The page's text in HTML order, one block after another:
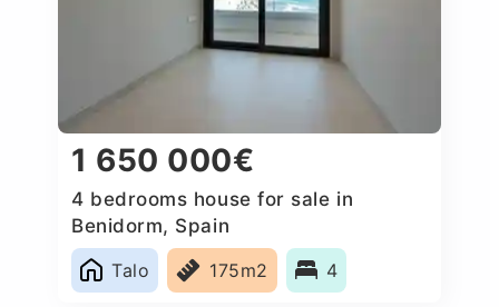
1 650 000€
4 bedrooms house for sale in
Benidorm, Spain
Talo
175m2 4